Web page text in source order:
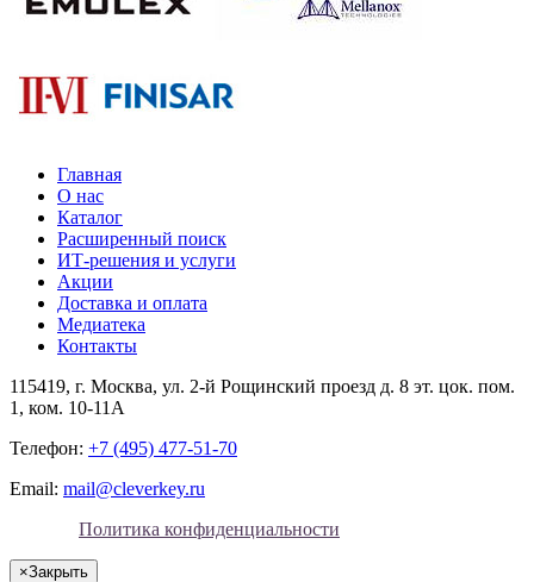
Главная
О нас
Каталог
Расширенный поиск
ИТ-решения и услуги
Акции
Доставка и оплата
Медиатека
Контакты
115419, г. Москва, ул. 2-й Рощинский проезд д. 8 эт. цок. пом.
1, ком. 10-11А
Телефон: +7 (495) 477-51-70
Email: mail@cleverkey.ru
Политика конфиденциальности
×Закрыть